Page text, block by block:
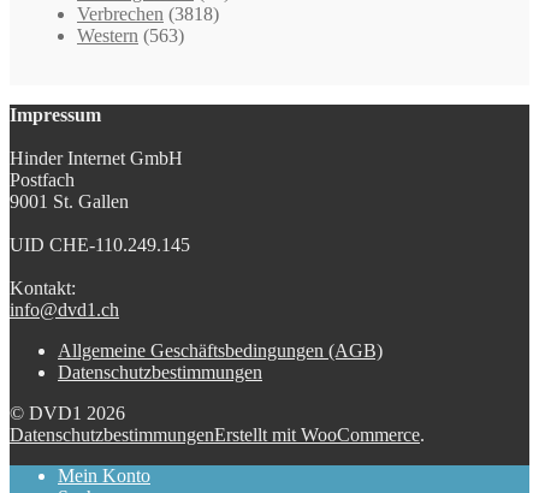
Verbrechen (3818)
Western (563)
Impressum
Hinder Internet GmbH
Postfach
9001 St. Gallen
UID CHE-110.249.145
Kontakt:
info@dvd1.ch
Allgemeine Geschäftsbedingungen (AGB)
Datenschutzbestimmungen
© DVD1 2026
DatenschutzbestimmungenErstellt mit WooCommerce.
Mein Konto